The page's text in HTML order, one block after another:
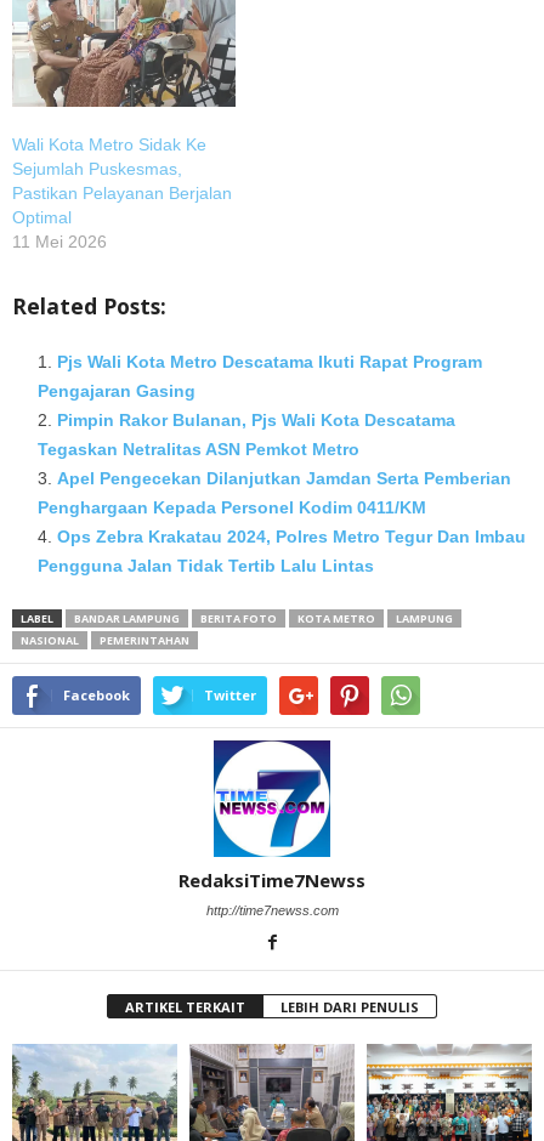
Wali Kota Metro Sidak Ke
Sejumlah Puskesmas,
Pastikan Pelayanan Berjalan
Optimal
11 Mei 2026
Related Posts:
Pjs Wali Kota Metro Descatama Ikuti Rapat Program
Pengajaran Gasing
Pimpin Rakor Bulanan, Pjs Wali Kota Descatama
Tegaskan Netralitas ASN Pemkot Metro
Apel Pengecekan Dilanjutkan Jamdan Serta Pemberian
Penghargaan Kepada Personel Kodim 0411/KM
Ops Zebra Krakatau 2024, Polres Metro Tegur Dan Imbau
Pengguna Jalan Tidak Tertib Lalu Lintas
LABEL BANDAR LAMPUNG BERITA FOTO KOTA METRO
LAMPUNG
NASIONAL
PEMERINTAHAN
Facebook Twitter
RedaksiTime7Newss
http://time7newss.com
ARTIKEL TERKAIT LEBIH DARI PENULIS